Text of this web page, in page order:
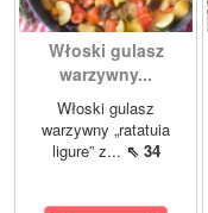
Włoski gulasz
warzywny...
Włoski gulasz
warzywny „ratatuia
ligure” z... ⇖ 34